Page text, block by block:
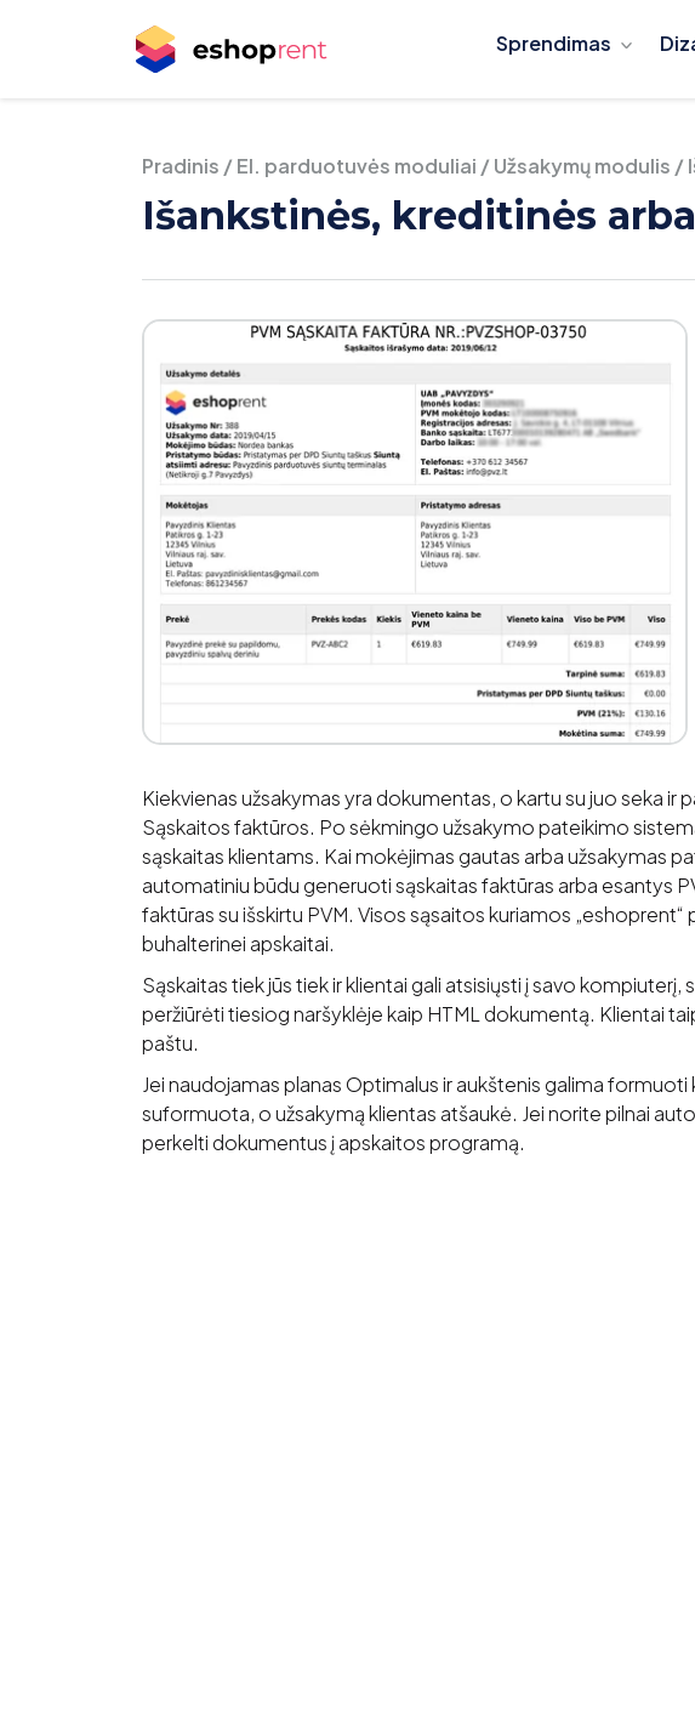
Sprendimas
Pradinis /El. parduotuvės moduliai /Užsakymų modulis /
Išankstinės, kreditinės
Kiekvienas užsakymas yra dokumentas, o kartu su juo seka ir
Sąskaitos faktūros. Po sėkmingo užsakymo pateikimo
sąskaitas klientams. Kai mokėjimas gautas arba užsakymas
automatiniu būdu generuoti sąskaitas faktūras arba esantys
faktūras su išskirtu PVM. Visos sąsaitos kuriamos
buhalterinei apskaitai.
Sąskaitas tiek jūs tiek ir klientai gali atsisiųsti į savo
peržiūrėti tiesiog naršyklėje kaip HTML dokumentą. Klientai
paštu.
Jei naudojamas planas Optimalus ir aukštenis galima
suformuota, o užsakymą klientas atšaukė. Jei norite pilnai
perkelti dokumentus į apskaitos programą.